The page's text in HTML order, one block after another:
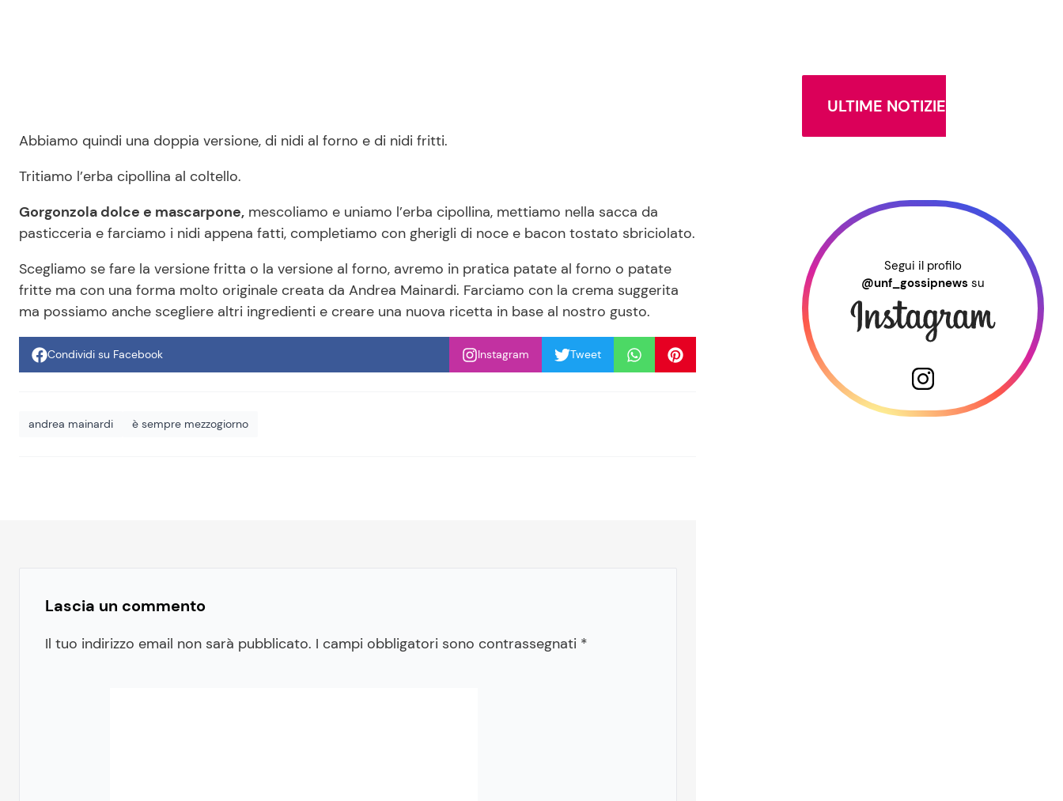
Abbiamo quindi una doppia versione, di nidi al forno e di nidi fritti.
Tritiamo l’erba cipollina al coltello.
Gorgonzola dolce e mascarpone, mescoliamo e uniamo l’erba cipollina, mettiamo nella sacca da
pasticceria e farciamo i nidi appena fatti, completiamo con gherigli di noce e bacon tostato sbriciolato.
Scegliamo se fare la versione fritta o la versione al forno, avremo in pratica patate al forno o patate
fritte ma con una forma molto originale creata da Andrea Mainardi. Farciamo con la crema suggerita
ma possiamo anche scegliere altri ingredienti e creare una nuova ricetta in base al nostro gusto.
Condividi su Facebook Instagram Tweet
andrea mainardi è sempre mezzogiorno
Lascia un commento
Il tuo indirizzo email non sarà pubblicato. I campi obbligatori sono contrassegnati *
ULTIME NOTIZIE
Segui il profilo
@unf_gossipnews su